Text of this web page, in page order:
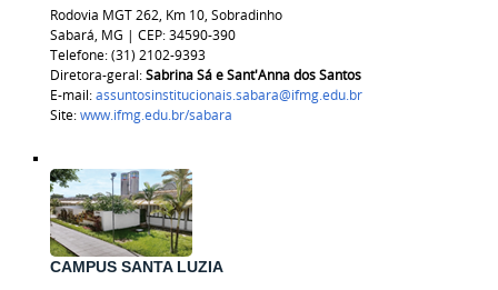
Rodovia MGT 262, Km 10, Sobradinho
Sabará, MG | CEP: 34590-390
Telefone: (31) 2102-9393
Diretora-geral:Sabrina Sá e Sant'Anna dos Santos
E-mail:assuntosinstitucionais.sabara@ifmg.edu.br
Site:www.ifmg.edu.br/sabara
CAMPUS SANTA LUZIA